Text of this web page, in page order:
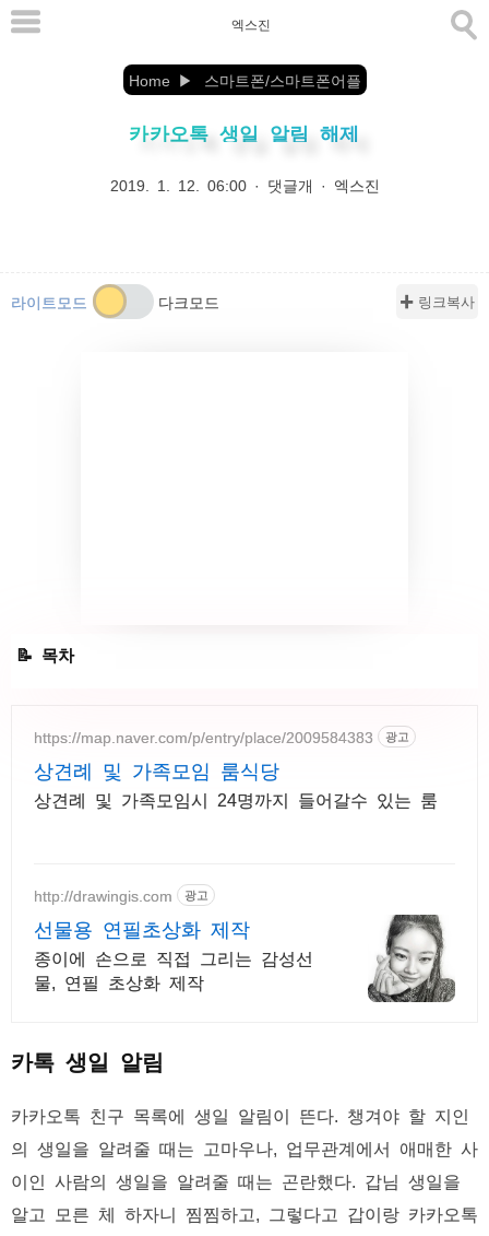
본
엑스진
Home 스마트폰/스마트폰어플
카카오톡 생일 알림 해제
2019. 1. 12. 06:00· 댓글개 · 엑스진
✚ 링크복사
https://map.naver.com/p/entry/place/2009584383
광고
상견례 및 가족모임 룸식당
상견례 및 가족모임시 24명까지 들어갈수 있는 룸
http://drawingis.com 광고
선물용 연필초상화 제작
종이에 손으로 직접 그리는 감성선
물, 연필 초상화 제작
카톡 생일 알림
카카오톡 친구 목록에 생일 알림이 뜬다. 챙겨야 할 지인
의 생일을 알려줄 때는 고마우나, 업무관계에서 애매한 사
이인 사람의 생일을 알려줄 때는 곤란했다. 갑님 생일을
알고 모른 체 하자니 찜찜하고, 그렇다고 갑이랑 카카오톡